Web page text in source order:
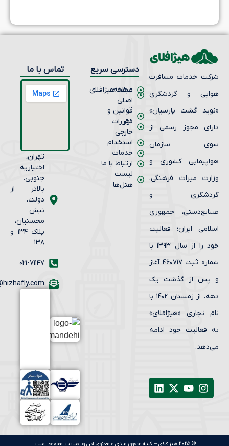
خدمات مسافرت
و گردشگری
گشت پارسیان»
مجوز رسمی از
سازمان
کشوری و
میراث فرهنگی،
و
جمهوری
ایران؛ فعالیت
خود را از سال ۱۳۹۳ با
شماره ثبت ۴۶۰۷۱۷ آغاز
پس از گذشت یک
دهه، از زمستان ۱۴۰۲ با
تجاری «هیژافلای»
فعالیت خود ادامه
دسترسی سریع
صفحه
اصلی
تور
خارجی
خدمات
لیست
هتل‌ها
مجله هیژافلای
قوانین و
مقررات
استخدام
ارتباط با ما
تماس با ما
تهران،
اختیاریه
جنوبی،
بالاتر از
دولت،
محسنیان،
پلاک ۱۳۴ و
۰۲۱-۷۱۱۴۷
info@hizhafly.com